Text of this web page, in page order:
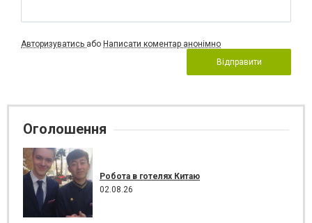
Авторизуватись або Написати коментар анонімно
Відправити
Оголошення
Робота в готелях Китаю
02.08.26